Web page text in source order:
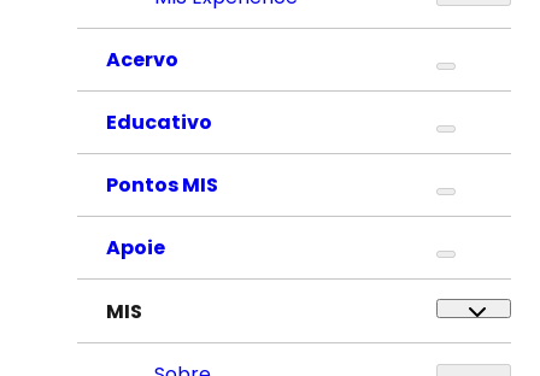
Acervo
Educativo
Pontos MIS
Apoie
MIS